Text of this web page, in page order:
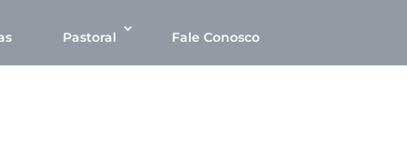
Pastoral Fale Conosco